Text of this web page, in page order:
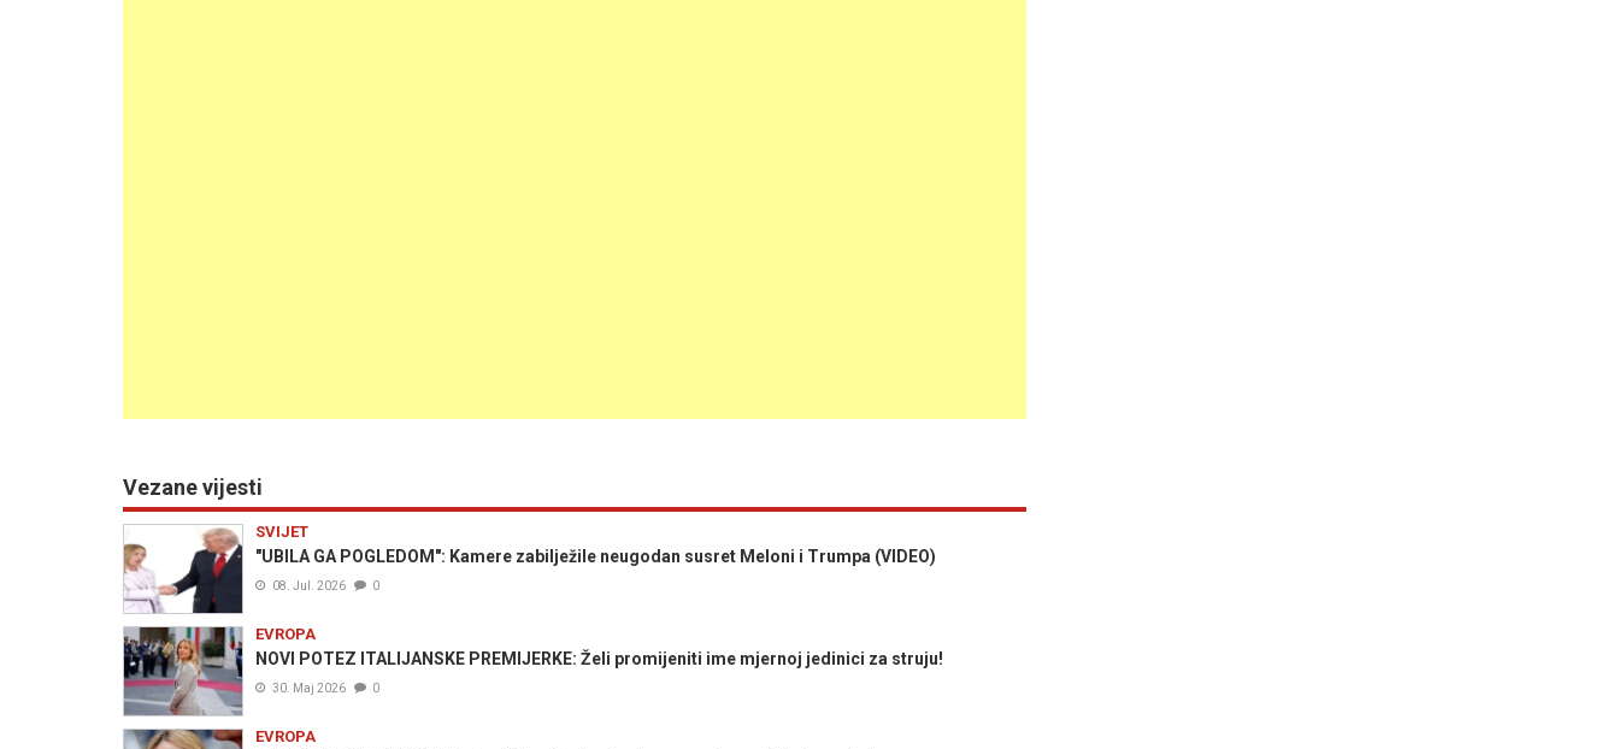
Vezane vijesti
SVIJET
"UBILA GA POGLEDOM": Kamere zabilježile neugodan susret Meloni i Trumpa (VIDEO)
08. Jul. 2026 0
EVROPA
NOVI POTEZ ITALIJANSKE PREMIJERKE: Želi promijeniti ime mjernoj jedinici za struju!
30. Maj 2026 0
EVROPA